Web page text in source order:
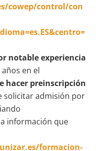
cowep/control/con
notable experiencia
en el
hacer preinscripción
solicitar admisión por
información que
formacion-